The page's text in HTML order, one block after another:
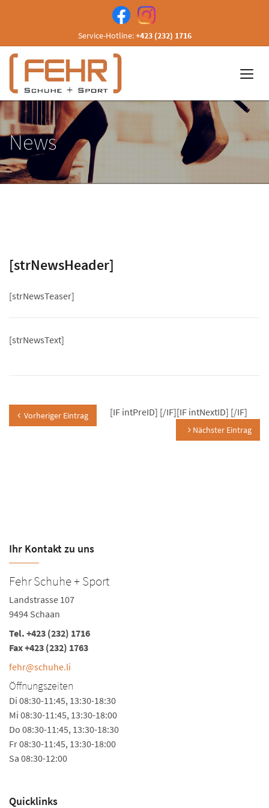
Service-Hotline:+423 (232) 1716
News
[strNewsHeader]
[strNewsTeaser]
[strNewsText]
[IF intPreID]
Vorheriger Eintrag [/IF][IF intNextID]
Nächster Eintrag
[/IF]
Ihr Kontakt zu uns
Fehr Schuhe + Sport
Landstrasse 107
9494 Schaan
Tel. +423 (232) 1716
Fax +423 (232) 1763
fehr@schuhe.li
Öffnungszeiten
Di 08:30-11:45, 13:30-18:30
Mi 08:30-11:45, 13:30-18:00
Do 08:30-11:45, 13:30-18:30
Fr 08:30-11:45, 13:30-18:00
Sa 08:30-12:00
Quicklinks